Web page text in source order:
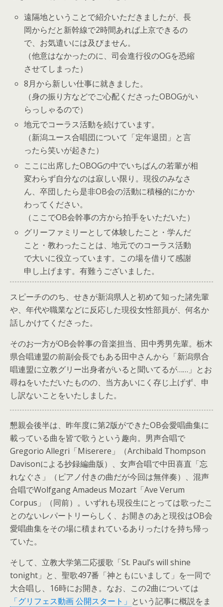
遠隔地ということで紹介いただきましたが、長
岡からだと新幹線で2時間あれば上京できるの
で、お気遣いには及びません。
（他意はなかったのに、司会進行役のOGを恐縮
させてしまった）
8月から新しい仕事に就きました。
（身の振り方などでご心配くださったOBOGがい
らっしゃるので）
地元でコーラス活動を続けています。
（新潟ユース合唱団について「定年退団」と言
ったら笑いが起きた）
ここに出席したOBOGの中でいちばんの若輩が相
変わらず自分なのは寂しい限り。現役のみなさ
ん、卒団したら是非OB会の活動に積極的にかか
わってください。
（ここでOB会幹事の方から拍手をいただいた）
グリーファミリーとして体験したこと・学んだ
こと・教わったことは、地元でのコーラス活動
で大いに役立っています。この場を借りて感謝
申し上げます。有難うございました。
スピーチののち、せきが新潟県人と初めて知った諸先輩
や、年代や職業などに反応した現役女性部員が、何名か
話しかけてくださった。
そのお一方がOB会幹事の音楽担当、田中秀男先輩。栃木
県合唱連盟の前副会長でもある田中さんから「新潟県合
唱連盟に立教グリー出身者がいると聞いてるが……」とお
尋ねをいただいたものの、当方あいにく存じ上げず、申
し訳ないことをいたしました。
懇親会後半は、昨年度に第2版ができたOB会愛唱曲集に
載っている曲を皆で歌うという趣向。男声合唱で
Gregorio Allegri「Miserere」（Archibald Thompson
Davisonによる抄録編曲版）、女声合唱で中田喜直「忘
れなぐさ」（ピアノ付きの曲だが今回は無伴奏）、混声
合唱でWolfgang Amadeus Mozart「Ave Verum
Corpus」（同前）。いずれも現役生にとっては歌ったこ
とのないレパートリーらしく、お開きのあと現役はOB会
愛唱曲集をその場に積まれているありったけを持ち帰っ
ていた。
そして、立教大学第二応援歌「St. Paul’s will shine
tonight」と、聖歌497番「神ともにいまして」を一同で
大合唱し、16時にお開き。なお、この2曲については
「グリフェス動画 公開スタート」 という記事に概説をま